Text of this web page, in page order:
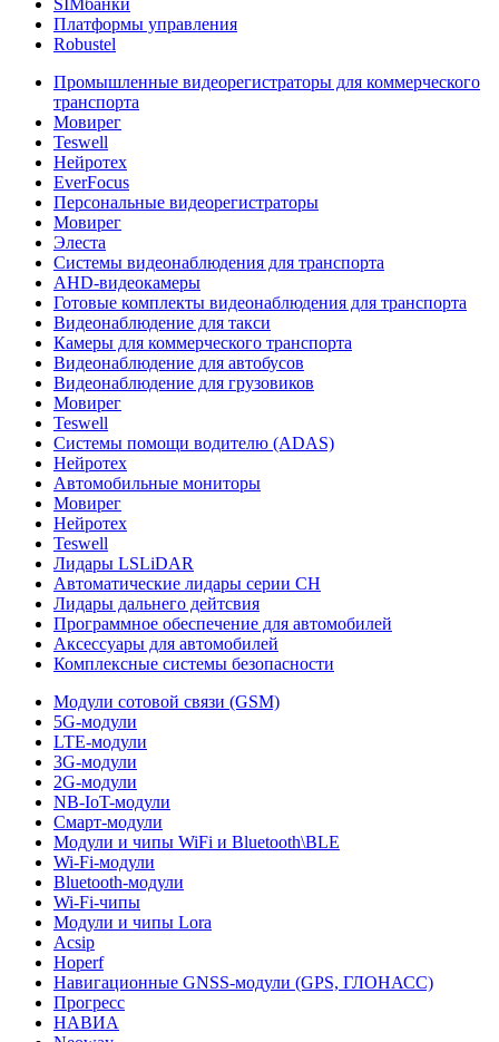
SIMбанки
Платформы управления
Robustel
Промышленные видеорегистраторы для коммерческого
транспорта
Мовирег
Teswell
Нейротех
EverFocus
Персональные видеорегистраторы
Мовирег
Элеста
Системы видеонаблюдения для транспорта
AHD-видеокамеры
Готовые комплекты видеонаблюдения для транспорта
Видеонаблюдение для такси
Камеры для коммерческого транспорта
Видеонаблюдение для автобусов
Видеонаблюдение для грузовиков
Мовирег
Teswell
Системы помощи водителю (ADAS)
Нейротех
Автомобильные мониторы
Мовирег
Нейротех
Teswell
Лидары LSLiDAR
Автоматические лидары серии CH
Лидары дальнего дейтсвия
Программное обеспечение для автомобилей
Аксессуары для автомобилей
Комплексные системы безопасности
Модули сотовой связи (GSM)
5G-модули
LTE-модули
3G-модули
2G-модули
NB-IoT-модули
Смарт-модули
Модули и чипы WiFi и Bluetooth\BLE
Wi-Fi-модули
Bluetooth-модули
Wi-Fi-чипы
Модули и чипы Lora
Acsip
Hoperf
Навигационные GNSS-модули (GPS, ГЛОНАСС)
Прогресс
НАВИА